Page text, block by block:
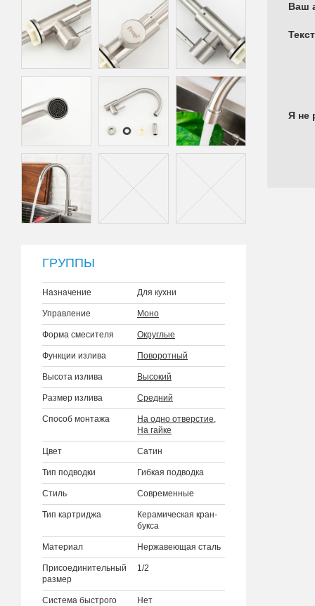
ГРУППЫ
Назначение Для кухни
Управление Моно
Форма смесителя Округлые
Функции излива Поворотный
Высота излива Высокий
Размер излива Средний
Способ монтажа На одно отверстие,
На гайке
Цвет Сатин
Тип подводки Гибкая подводка
Стиль Современные
Тип картриджа
Керамическая кран-
букса
Материал Нержавеющая сталь
Присоединительный
размер
1/2
Система быстрого
Нет
Ваш
Я не